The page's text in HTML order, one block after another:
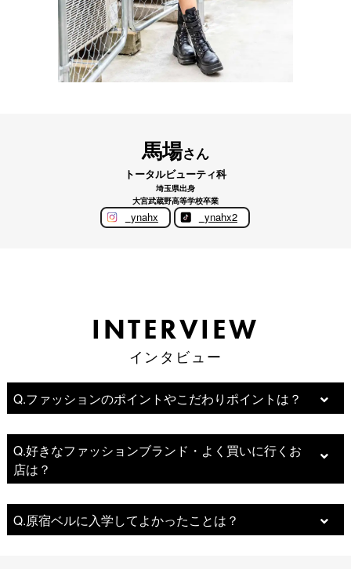
馬場さん
トータルビューティ科
埼玉県出身
大宮武蔵野高等学校卒業
_ynahx _ynahx2
INTERVIEW
INTERVIEW
インタビュー
インタビュー
Q.ファッションのポイントやこだわりポイントは？
Q.好きなファッションブランド・よく買いに行くお
店は？
Q.原宿ベルに入学してよかったことは？